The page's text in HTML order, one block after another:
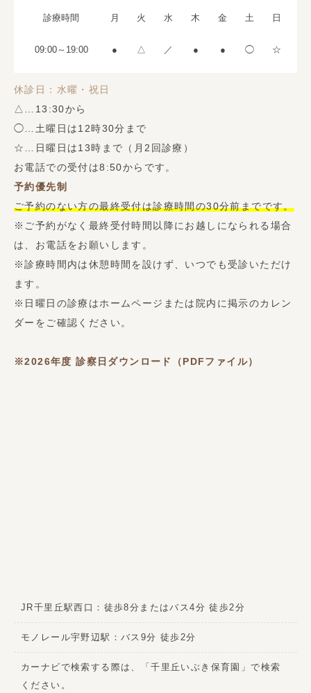
診療時間 月 火 水 木 金 土 日
09:00～19:00 ● △ ／ ● ● ◯ ☆
休診日：水曜・祝日
△…13:30から
◯…土曜日は12時30分まで
☆…日曜日は13時まで（月2回診療）
お電話での受付は8:50からです。
予約優先制
ご予約のない方の最終受付は診療時間の30分前までです。
※ご予約がなく最終受付時間以降にお越しになられる場合
は、お電話をお願いします。
※診療時間内は休憩時間を設けず、いつでも受診いただけ
ます。
※日曜日の診療はホームページまたは院内に掲示のカレン
ダーをご確認ください。
※2026年度診察日ダウンロード（PDFファイル）
JR千里丘駅西口：徒歩8分またはバス4分 徒歩2分
モノレール宇野辺駅：バス9分 徒歩2分
カーナビで検索する際は、「千里丘いぶき保育園」で検索
ください。